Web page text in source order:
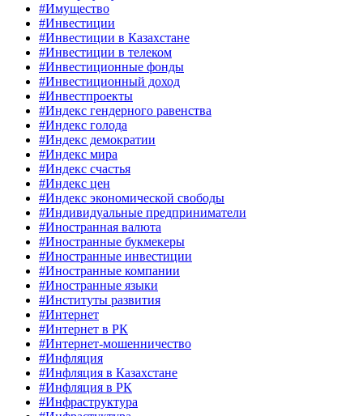
#Имущество
#Инвестиции
#Инвестиции в Казахстане
#Инвестиции в телеком
#Инвестиционные фонды
#Инвестиционный доход
#Инвестпроекты
#Индекс гендерного равенства
#Индекс голода
#Индекс демократии
#Индекс мира
#Индекс счастья
#Индекс цен
#Индекс экономической свободы
#Индивидуальные предприниматели
#Иностранная валюта
#Иностранные букмекеры
#Иностранные инвестиции
#Иностранные компании
#Иностранные языки
#Институты развития
#Интернет
#Интернет в РК
#Интернет-мошенничество
#Инфляция
#Инфляция в Казахстане
#Инфляция в РК
#Инфраструктура